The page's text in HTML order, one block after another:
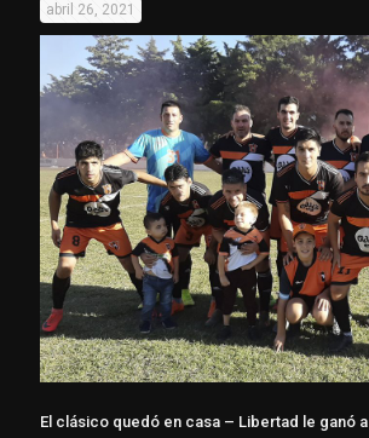
abril 26, 2021
El clásico quedó en casa – Libertad le ganó a